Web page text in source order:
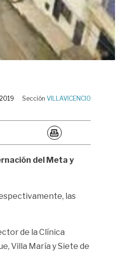
Sección VILLAVICENCIO
del Meta y
las
de la Clínica
Villa María y Siete de